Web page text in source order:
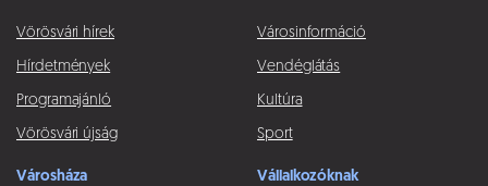
Vörösvári hírek
Hírdetmények
Programajánló
Vörösvári újság
Városinformáció
Vendéglátás
Kultúra
Sport
Városháza Vállalkozóknak